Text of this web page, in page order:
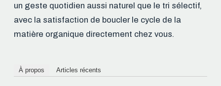
un geste quotidien aussi naturel que le tri sélectif,
avec la satisfaction de boucler le cycle de la
matière organique directement chez vous.
À propos Articles récents